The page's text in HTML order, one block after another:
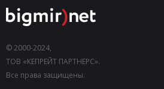
© 2000-2024,
ТОВ «КЕПРЕЙТ ПАРТНЕРС».
Все права защищены.